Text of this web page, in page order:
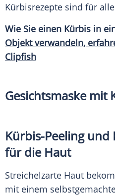
Kürbisrezepte sind für
Wie Sie einen Kürbis in
Objekt verwandeln,
Clipfish
Gesichtsmaske mit
Kürbis-Peeling
für die Haut
Streichelzarte Haut
mit einem